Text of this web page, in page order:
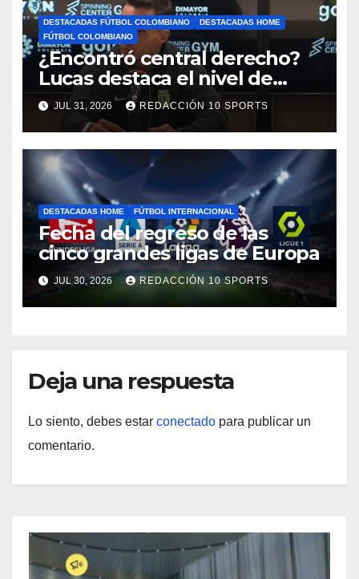
DESTACADAS FÚTBOL COLOMBIANO
DESTACADAS HOME
FÚTBOL COLOMBIANO
¿Encontró central derecho?
Lucas destaca el nivel de
Néider Parra
JUL 31, 2026 REDACCIÓN 10 SPORTS
DESTACADAS HOME FÚTBOL INTERNACIONAL
Fecha del regreso de las
cinco grandes ligas de Europa
JUL 30, 2026 REDACCIÓN 10 SPORTS
Deja una respuesta
Lo siento, debes estar conectado para publicar un
comentario.